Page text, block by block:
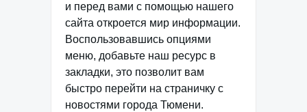
и перед вами с помощью нашего
сайта откроется мир информации.
Воспользовавшись опциями
меню, добавьте наш ресурс в
закладки, это позволит вам
быстро перейти на страничку с
новостями города Тюмени.